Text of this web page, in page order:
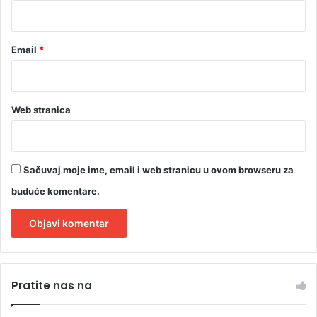
"
Email *
Web stranica
Sačuvaj moje ime, email i web stranicu u ovom browseru za
buduće komentare.
tPratite nas na